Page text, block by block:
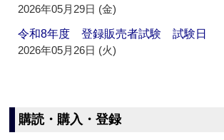
2026年05月29日 (金)
令和8年度 登録販売者試験 試験日 【
2026年05月26日 (火)
購読・購入・登録